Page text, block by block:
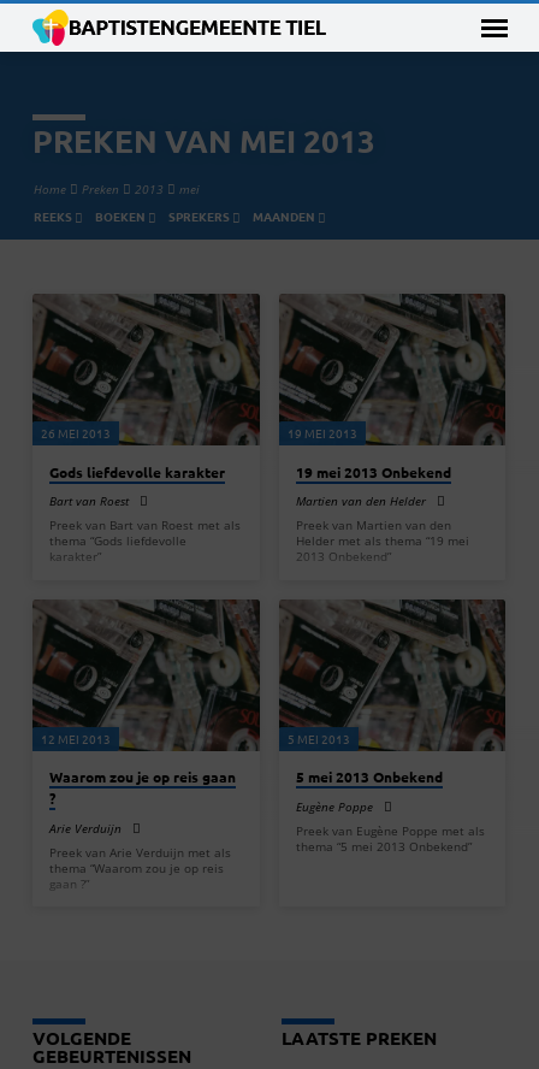
PREKEN VAN MEI 2013
Home Preken 2013 mei
REEKS BOEKEN SPREKERS MAANDEN
PREKEN
VAN
MEI
2013
26 MEI 2013
Gods liefdevolle karakter
Bart van Roest
Preek van Bart van Roest met als
thema “Gods liefdevolle
karakter”
19 MEI 2013
19 mei 2013 Onbekend
Martien van den Helder
Preek van Martien van den
Helder met als thema “19 mei
2013 Onbekend”
12 MEI 2013
Waarom zou je op reis gaan
?
Arie Verduijn
Preek van Arie Verduijn met als
thema “Waarom zou je op reis
gaan ?”
5 MEI 2013
5 mei 2013 Onbekend
Eugène Poppe
Preek van Eugène Poppe met als
thema “5 mei 2013 Onbekend”
VOLGENDE
GEBEURTENISSEN
LAATSTE PREKEN